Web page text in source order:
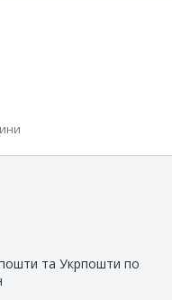
та Укрпошти по